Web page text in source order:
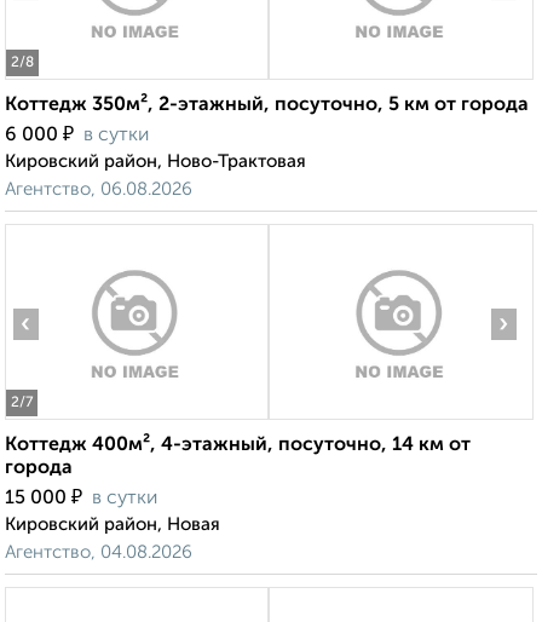
2/8
Коттедж 350м², 2-этажный, посуточно, 5 км от города
6 000 ₽ в сутки
Кировский район, Ново-Трактовая
Агентство, 06.08.2026
2/7
‹ ›
Коттедж 400м², 4-этажный, посуточно, 14 км от
города
15 000 ₽ в сутки
Кировский район, Новая
Агентство, 04.08.2026